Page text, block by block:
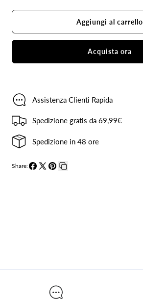
la
per
Jeans
chic
la
quantità
per
Jeans
chic
Aggiungi al carrello
Acquista ora
Assistenza Clienti Rapida
Spedizione gratis da 69,99€
Spedizione in 48 ore
Share: